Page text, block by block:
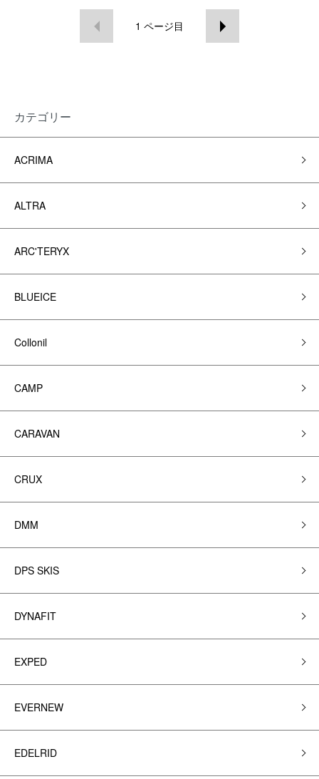
1 ページ目
カテゴリー
ACRIMA
ALTRA
ARC'TERYX
BLUEICE
Collonil
CAMP
CARAVAN
CRUX
DMM
DPS SKIS
DYNAFIT
EXPED
EVERNEW
EDELRID